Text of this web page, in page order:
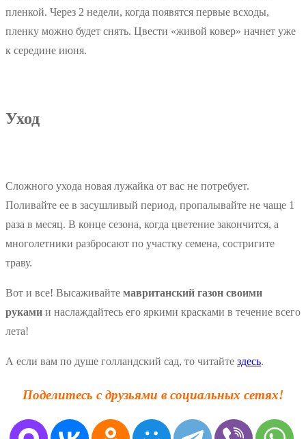
пленкой. Через 2 недели, когда появятся первые всходы,
пленку можно будет снять. Цвести «живой ковер» начнет уже
к середине июня.
Уход
Сложного ухода новая лужайка от вас не потребует.
Поливайте ее в засушливый период, пропалывайте не чаще 1
раза в месяц. В конце сезона, когда цветение закончится, а
многолетники разбросают по участку семена, состригите
траву.
Вот и все! Высаживайте мавританский газон своими
руками и наслаждайтесь его яркими красками в течение всего
лета!
А если вам по душе голландский сад, то читайте здесь.
Поделитесь с друзьями в социальных сетях!